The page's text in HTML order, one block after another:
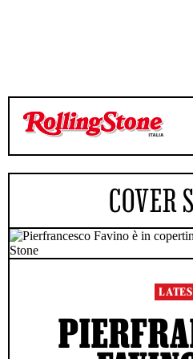
COVER